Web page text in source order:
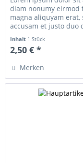
diam nonumy eirmod
magna aliquyam
accusam et justo duo
Inhalt 1 Stück
2,50 € *
Merken